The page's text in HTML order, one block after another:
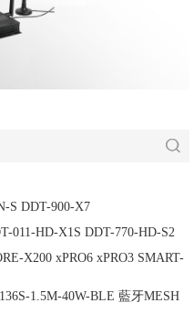
S DDT-900-X7
011-HD-X1S DDT-770-HD-S2
X200 xPRO6 xPRO3 SMART-
1.5M-40W-BLE 藍牙MESH